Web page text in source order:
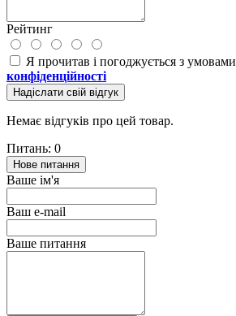
Рейтинг
Я прочитав і погоджується з умовами
конфіденційності
Надіслати свій відгук
Немає відгуків про цей товар.
Питань: 0
Нове питання
Ваше ім'я
Ваш e-mail
Ваше питання